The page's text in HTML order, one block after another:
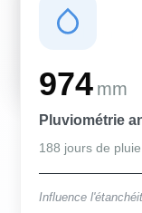
Des conditions
974 mm
Pluviométrie
188 jours de
Influence